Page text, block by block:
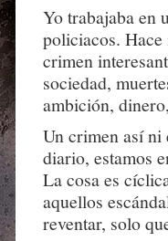
Yo trabajaba en
policiacos.
crimen
sociedad,
ambición,
Un crimen así ni
diario, estamos
La cosa es
aquellos
reventar, solo